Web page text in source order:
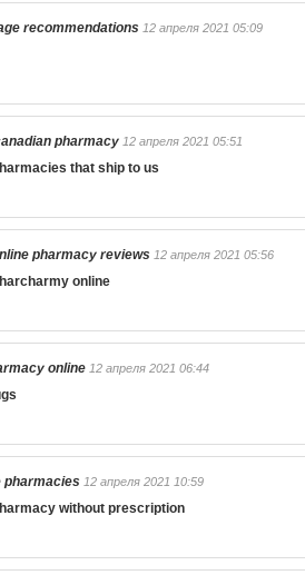
recommendations 12 апреля 2021 05:09
pharmacy 12 апреля 2021 05:51
that ship to us
pharmacy reviews 12 апреля 2021 05:56
online
online 12 апреля 2021 06:44
pharmacies 12 апреля 2021 10:59
without prescription